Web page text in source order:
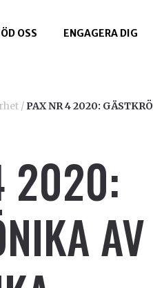
OSS ENGAGERA DIG
/ PAX NR 4 2020:
2020: